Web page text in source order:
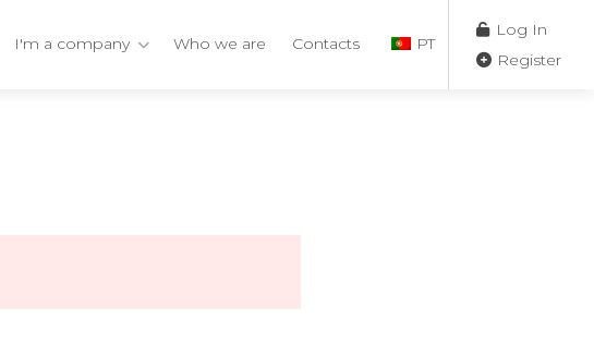
I'm a company Who we are Contacts PT
Log In
Register